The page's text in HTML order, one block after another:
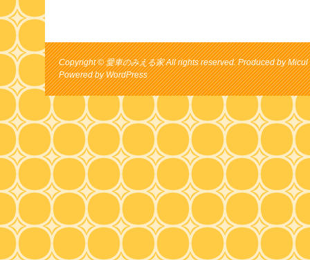
Copyright © 愛車のみえる家 All rights reserved. Produced by Micul
Powered byWordPress